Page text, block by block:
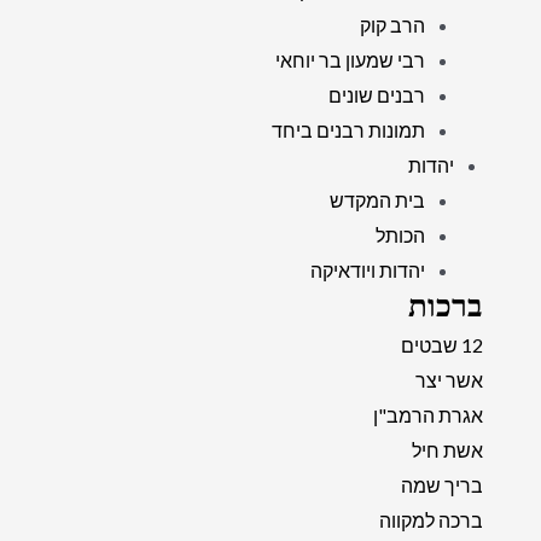
הרב קוק
רבי שמעון בר יוחאי
רבנים שונים
תמונות רבנים ביחד
יהדות
בית המקדש
הכותל
יהדות ויודאיקה
ברכות
12 שבטים
אשר יצר
אגרת הרמב"ן
אשת חיל
בריך שמה
ברכה למקווה